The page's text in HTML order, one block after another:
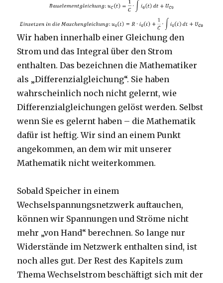
Wir haben innerhalb einer Gleichung den
Strom und das Integral über den Strom
enthalten. Das bezeichnen die Mathematiker
als „Differenzialgleichung“. Sie haben
wahrscheinlich noch nicht gelernt, wie
Differenzialgleichungen gelöst werden. Selbst
wenn Sie es gelernt haben – die Mathematik
dafür ist heftig. Wir sind an einem Punkt
angekommen, an dem wir mit unserer
Mathematik nicht weiterkommen.
Sobald Speicher in einem
Wechselspannungsnetzwerk auftauchen,
können wir Spannungen und Ströme nicht
mehr „von Hand“ berechnen. So lange nur
Widerstände im Netzwerk enthalten sind, ist
noch alles gut. Der Rest des Kapitels zum
Thema Wechselstrom beschäftigt sich mit der